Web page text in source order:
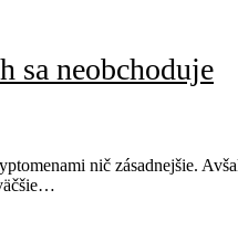
sa neobchoduje
nič zásadnejšie.